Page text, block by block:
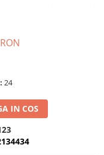
24
IN COS